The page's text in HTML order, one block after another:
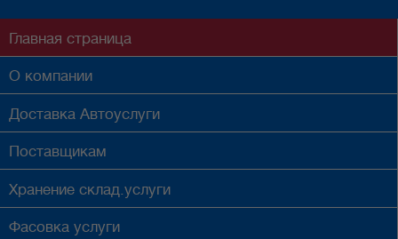
Главная страница
О компании
Доставка Автоуслуги
Поставщикам
Хранение склад.услуги
Фасовка услуги